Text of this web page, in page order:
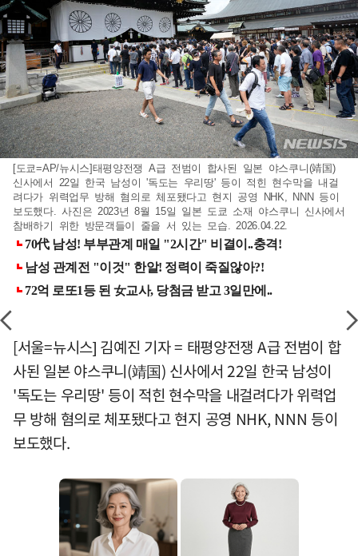
[도쿄=AP/뉴시스]태평양전쟁 A급 전범이 합사된 일본 야스쿠니(靖国)
신사에서 22일 한국 남성이 '독도는 우리땅' 등이 적힌 현수막을 내걸
려다가 위력업무 방해 혐의로 체포됐다고 현지 공영 NHK, NNN 등이
보도했다. 사진은 2023년 8월 15일 일본 도쿄 소재 야스쿠니 신사에서
참배하기 위한 방문객들이 줄을 서 있는 모습. 2026.04.22.
[서울=뉴시스] 김예진 기자 = 태평양전쟁 A급 전범이 합
사된 일본 야스쿠니(靖国) 신사에서 22일 한국 남성이
'독도는 우리땅' 등이 적힌 현수막을 내걸려다가 위력업
무 방해 혐의로 체포됐다고 현지 공영 NHK, NNN 등이
보도했다.